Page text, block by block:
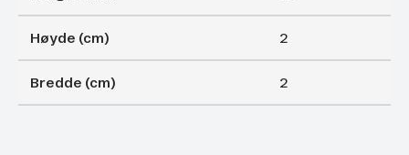
Høyde (cm) 2
Bredde (cm) 2